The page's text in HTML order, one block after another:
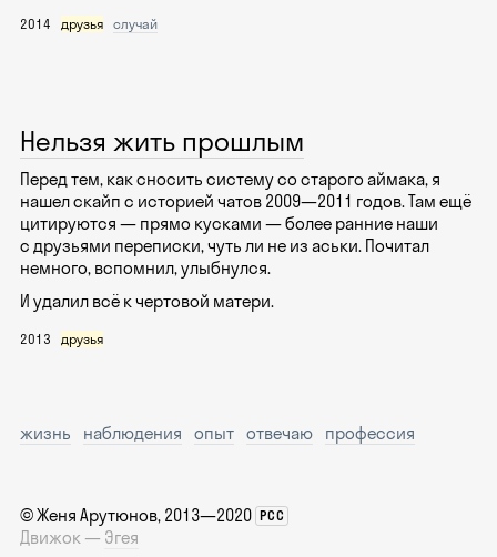
2014 друзья случай
Нельзя жить прошлым
Перед тем, как сносить систему со старого аймака, я
нашел скайп с историей чатов 2009—2011 годов. Там ещё
цитируются — прямо кусками — более ранние наши
с друзьями переписки, чуть ли не из аськи. Почитал
немного, вспомнил, улыбнулся.
И удалил всё к чертовой матери.
2013 друзья
жизнь наблюдения опыт отвечаю профессия
©Женя Арутюнов, 2013—2020 РСС
Движок — Эгея